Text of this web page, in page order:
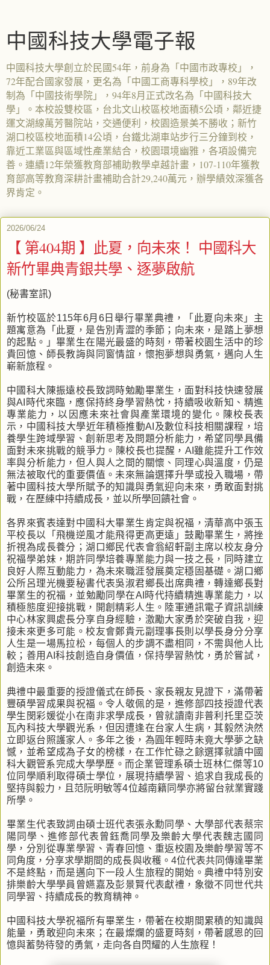
中國科技大學電子報
中國科技大學創立於民國54年，前身為「中國市政專校」，
72年配合國家發展，更名為「中國工商專科學校」，89年改
制為「中國技術學院」，94年8月正式改名為「中國科技大
學」。本校設雙校區，台北文山校區校地面積5公頃，鄰近捷
運文湖線萬芳醫院站，交通便利，校園造景美不勝收；新竹
湖口校區校地面積14公頃，台鐵北湖車站步行三分鐘到校，
靠近工業區與區域性產業結合，校園環境幽雅，各項設備完
善。連續12年榮獲教育部補助教學卓越計畫，107-110年獲教
育部高等教育深耕計畫補助合計29,240萬元，辦學績效深獲各
界肯定。
2026/06/24
【 第404期 】此夏，向未來！ 中國科大
新竹畢典青銀共學、逐夢啟航
(秘書室訊)
新竹校區於115年6月6日舉行畢業典禮，「此夏向未來」主
題寓意為「此夏，是告別青澀的季節；向未來，是踏上夢想
的起點。」畢業生在陽光最盛的時刻，帶著校園生活中的珍
貴回憶、師長教誨與同窗情誼，懷抱夢想與勇氣，邁向人生
嶄新旅程。
中國科大陳振遠校長致詞時勉勵畢業生，面對科技快速發展
與AI時代來臨，應保持終身學習熱忱，持續吸收新知、精進
專業能力，以因應未來社會與產業環境的變化。陳校長表
示，中國科技大學近年積極推動AI及數位科技相關課程，培
養學生跨域學習、創新思考及問題分析能力，希望同學具備
面對未來挑戰的競爭力。陳校長也提醒，AI雖能提升工作效
率與分析能力，但人與人之間的關懷、同理心與溫度，仍是
無法被取代的重要價值。未來無論選擇升學或投入職場，帶
著中國科技大學所賦予的知識與勇氣迎向未來，勇敢面對挑
戰，在歷練中持續成長，並以所學回饋社會。
各界來賓表達對中國科大畢業生肯定與祝福，清華高中張玉
平校長以「飛機逆風才能飛得更高更遠」鼓勵畢業生，將挫
折視為成長養分；湖口鄉民代表會翁紹軒副主席以校友身分
祝福學弟妹，期許同學培養專業能力與一技之長，同時建立
良好人際互動能力，為未來職涯發展奠定穩固基礎。湖口鄉
公所呂理光機要秘書代表吳淑君鄉長出席典禮，轉達鄉長對
畢業生的祝福，並勉勵同學在AI時代持續精進專業能力，以
積極態度迎接挑戰，開創精彩人生。陸軍通訊電子資訊訓練
中心林家興處長分享自身經驗，激勵大家勇於突破自我，迎
接未來更多可能。校友會鄭貴元副理事長則以學長身分分享
人生是一場馬拉松，每個人的步調不盡相同，不需與他人比
較；善用AI科技創造自身價值，保持學習熱忱，勇於嘗試，
創造未來。
典禮中最重要的授證儀式在師長、家長親友見證下，滿帶著
豐碩學習成果與祝福。令人敬佩的是，進修部四技授證代表
學生閔彩媛從小在南非求學成長，曾就讀南非普利托里亞茨
瓦內科技大學觀光系，但因遭逢在台家人生病，其毅然決然
立即返台照護家人。多年之後，為圓年輕時未竟大學夢之缺
憾，並希望成為子女的榜樣，在工作忙碌之餘選擇就讀中國
科大觀管系完成大學學歷。而企業管理系碩士班林仁傑等10
位同學順利取得碩士學位，展現持續學習、追求自我成長的
堅持與毅力，且范阮明敏等4位越南籍同學亦將留台就業實踐
所學。
畢業生代表致詞由碩士班代表張永勳同學、大學部代表蔡宗
陽同學、進修部代表曾鈺喬同學及樂齡大學代表魏志國同
學，分別從專業學習、青春回憶、重返校園及樂齡學習等不
同角度，分享求學期間的成長與收穫。4位代表共同傳達畢業
不是終點，而是邁向下一段人生旅程的開始。典禮中特別安
排樂齡大學學員曾嬿嘉及彭景賢代表獻禮，象徵不同世代共
同學習、持續成長的教育精神。
中國科技大學祝福所有畢業生，帶著在校期間累積的知識與
能量，勇敢迎向未來；在最燦爛的盛夏時刻，帶著感恩的回
憶與蓄勢待發的勇氣，走向各自閃耀的人生旅程！